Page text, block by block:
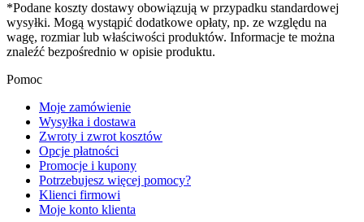
*Podane koszty dostawy obowiązują w przypadku standardowej
wysyłki. Mogą wystąpić dodatkowe opłaty, np. ze względu na
wagę, rozmiar lub właściwości produktów. Informacje te można
znaleźć bezpośrednio w opisie produktu.
Pomoc
Moje zamówienie
Wysyłka i dostawa
Zwroty i zwrot kosztów
Opcje płatności
Promocje i kupony
Potrzebujesz więcej pomocy?
Klienci firmowi
Moje konto klienta